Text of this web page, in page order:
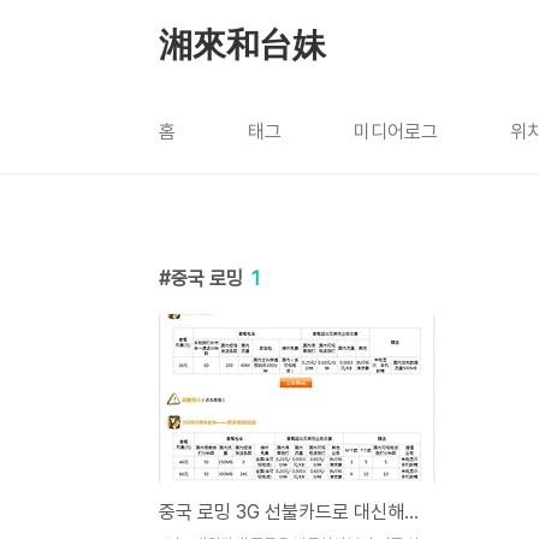
湘來和台妹
홈 태그 미디어로그 위
중국 로밍 1
중국 로밍 3G 선불카드로 대신해보자!